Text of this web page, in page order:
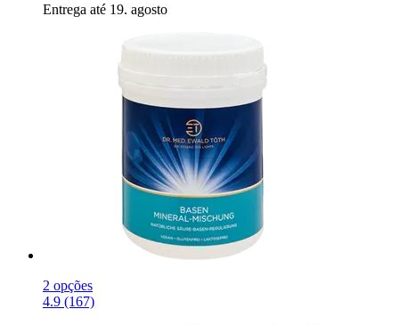
Entrega até 19. agosto
2 opções
4.9 (167)